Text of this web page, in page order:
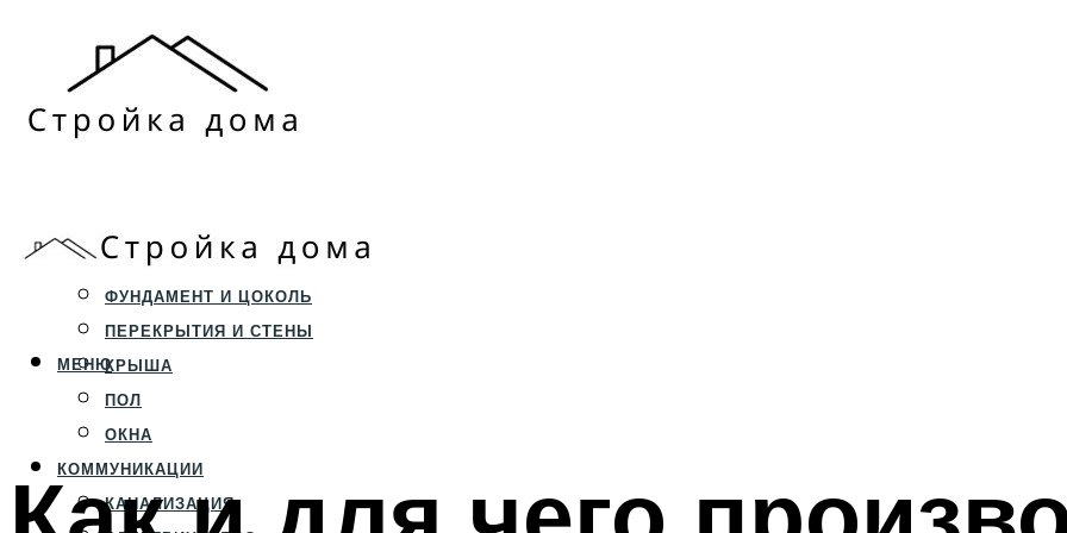
СТРОИТЕЛЬСТВО
ФУНДАМЕНТ И ЦОКОЛЬ
ПЕРЕКРЫТИЯ И СТЕНЫ
КРЫША
ПОЛ
ОКНА
КОММУНИКАЦИИ
КАНАЛИЗАЦИЯ
МЕНЮ